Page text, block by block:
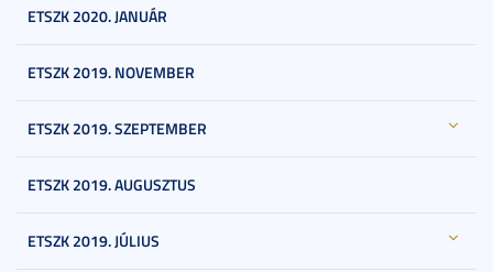
ETSZK 2020. JANUÁR
ETSZK 2019. NOVEMBER
ETSZK 2019. SZEPTEMBER
ETSZK 2019. AUGUSZTUS
ETSZK 2019. JÚLIUS